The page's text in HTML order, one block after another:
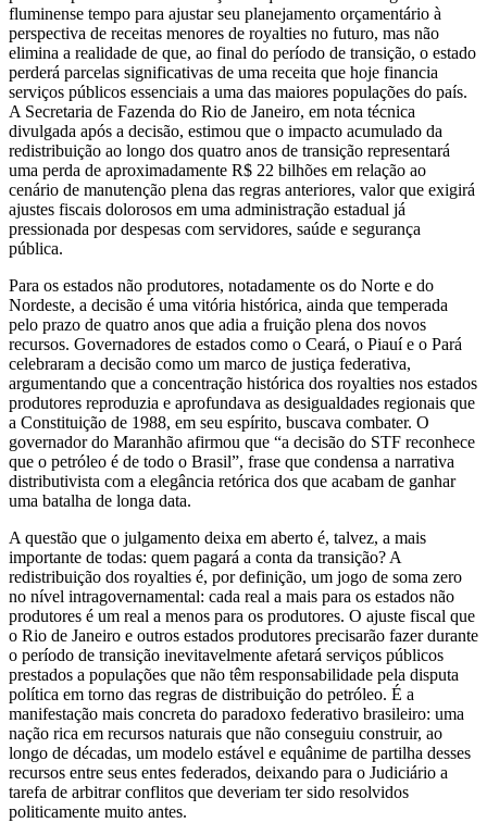
fluminense tempo para ajustar seu planejamento orçamentário à
perspectiva de receitas menores de royalties no futuro, mas não
elimina a realidade de que, ao final do período de transição, o estado
perderá parcelas significativas de uma receita que hoje financia
serviços públicos essenciais a uma das maiores populações do país.
A Secretaria de Fazenda do Rio de Janeiro, em nota técnica
divulgada após a decisão, estimou que o impacto acumulado da
redistribuição ao longo dos quatro anos de transição representará
uma perda de aproximadamente R$ 22 bilhões em relação ao
cenário de manutenção plena das regras anteriores, valor que exigirá
ajustes fiscais dolorosos em uma administração estadual já
pressionada por despesas com servidores, saúde e segurança
pública.
Para os estados não produtores, notadamente os do Norte e do
Nordeste, a decisão é uma vitória histórica, ainda que temperada
pelo prazo de quatro anos que adia a fruição plena dos novos
recursos. Governadores de estados como o Ceará, o Piauí e o Pará
celebraram a decisão como um marco de justiça federativa,
argumentando que a concentração histórica dos royalties nos estados
produtores reproduzia e aprofundava as desigualdades regionais que
a Constituição de 1988, em seu espírito, buscava combater. O
governador do Maranhão afirmou que “a decisão do STF reconhece
que o petróleo é de todo o Brasil”, frase que condensa a narrativa
distributivista com a elegância retórica dos que acabam de ganhar
uma batalha de longa data.
A questão que o julgamento deixa em aberto é, talvez, a mais
importante de todas: quem pagará a conta da transição? A
redistribuição dos royalties é, por definição, um jogo de soma zero
no nível intragovernamental: cada real a mais para os estados não
produtores é um real a menos para os produtores. O ajuste fiscal que
o Rio de Janeiro e outros estados produtores precisarão fazer durante
o período de transição inevitavelmente afetará serviços públicos
prestados a populações que não têm responsabilidade pela disputa
política em torno das regras de distribuição do petróleo. É a
manifestação mais concreta do paradoxo federativo brasileiro: uma
nação rica em recursos naturais que não conseguiu construir, ao
longo de décadas, um modelo estável e equânime de partilha desses
recursos entre seus entes federados, deixando para o Judiciário a
tarefa de arbitrar conflitos que deveriam ter sido resolvidos
politicamente muito antes.